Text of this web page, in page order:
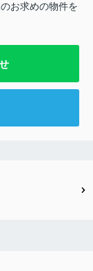
お求めの物件を